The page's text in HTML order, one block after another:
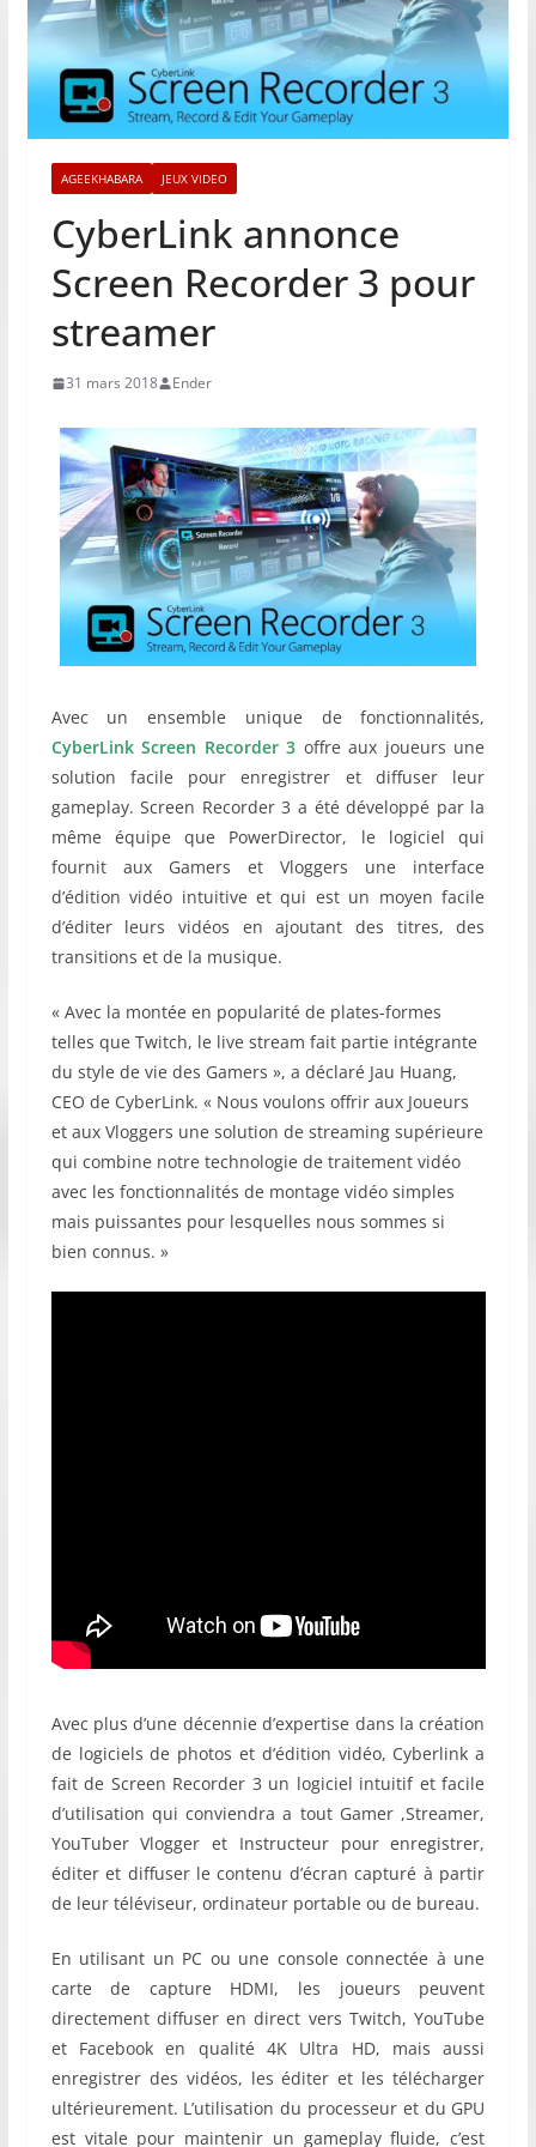
AGEEKHABARA JEUX VIDEO
CyberLink annonce
Screen Recorder 3 pour
streamer
31 mars 2018 Ender
Avec un ensemble unique de fonctionnalités,
CyberLink Screen Recorder 3 offre aux joueurs une
solution facile pour enregistrer et diffuser leur
gameplay. Screen Recorder 3 a été développé par la
même équipe que PowerDirector, le logiciel qui
fournit aux Gamers et Vloggers une interface
d’édition vidéo intuitive et qui est un moyen facile
d’éditer leurs vidéos en ajoutant des titres, des
transitions et de la musique.
« Avec la montée en popularité de plates-formes
telles que Twitch, le live stream fait partie intégrante
du style de vie des Gamers », a déclaré Jau Huang,
CEO de CyberLink. « Nous voulons offrir aux Joueurs
et aux Vloggers une solution de streaming supérieure
qui combine notre technologie de traitement vidéo
avec les fonctionnalités de montage vidéo simples
mais puissantes pour lesquelles nous sommes si
bien connus. »
Avec plus d’une décennie d’expertise dans la création
de logiciels de photos et d’édition vidéo, Cyberlink a
fait de Screen Recorder 3 un logiciel intuitif et facile
d’utilisation qui conviendra a tout Gamer ,Streamer,
YouTuber Vlogger et Instructeur pour enregistrer,
éditer et diffuser le contenu d’écran capturé à partir
de leur téléviseur, ordinateur portable ou de bureau.
En utilisant un PC ou une console connectée à une
carte de capture HDMI, les joueurs peuvent
directement diffuser en direct vers Twitch, YouTube
et Facebook en qualité 4K Ultra HD, mais aussi
enregistrer des vidéos, les éditer et les télécharger
ultérieurement. L’utilisation du processeur et du GPU
est vitale pour maintenir un gameplay fluide, c’est